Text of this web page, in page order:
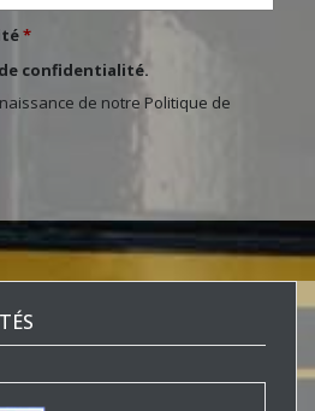
*
confidentialité.
de notre Politique de